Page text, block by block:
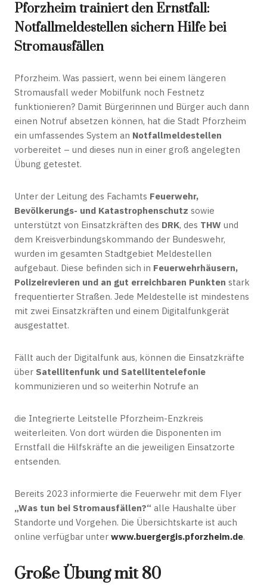
Pforzheim trainiert den Ernstfall:
Notfallmeldestellen sichern Hilfe bei
Stromausfällen
Pforzheim. Was passiert, wenn bei einem längeren
Stromausfall weder Mobilfunk noch Festnetz
funktionieren? Damit Bürgerinnen und Bürger auch dann
einen Notruf absetzen können, hat die Stadt Pforzheim
ein umfassendes System an Notfallmeldestellen
vorbereitet – und dieses nun in einer groß angelegten
Übung getestet.
Unter der Leitung des Fachamts Feuerwehr,
Bevölkerungs- und Katastrophenschutz sowie
unterstützt von Einsatzkräften des DRK, des THW und
dem Kreisverbindungskommando der Bundeswehr,
wurden im gesamten Stadtgebiet Meldestellen
aufgebaut. Diese befinden sich in Feuerwehrhäusern,
Polizeirevieren und an gut erreichbaren Punkten stark
frequentierter Straßen. Jede Meldestelle ist mindestens
mit zwei Einsatzkräften und einem Digitalfunkgerät
ausgestattet.
Fällt auch der Digitalfunk aus, können die Einsatzkräfte
über Satellitenfunk und Satellitentelefonie
kommunizieren und so weiterhin Notrufe an
die Integrierte Leitstelle Pforzheim-Enzkreis
weiterleiten. Von dort würden die Disponenten im
Ernstfall die Hilfskräfte an die jeweiligen Einsatzorte
entsenden.
Bereits 2023 informierte die Feuerwehr mit dem Flyer
„Was tun bei Stromausfällen?“ alle Haushalte über
Standorte und Vorgehen. Die Übersichtskarte ist auch
online verfügbar unter www.buergergis.pforzheim.de.
Große Übung mit 80